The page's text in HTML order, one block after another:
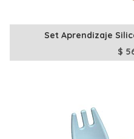
Set Aprendizaje
$